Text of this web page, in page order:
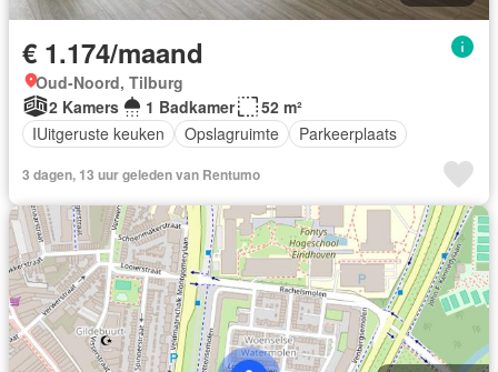
€ 1.174/maand
Oud-Noord, Tilburg
2 Kamers
1 Badkamer
52 m²
IUitgeruste keuken
Opslagruimte Parkeerplaats
3 dagen, 13 uur geleden van Rentumo